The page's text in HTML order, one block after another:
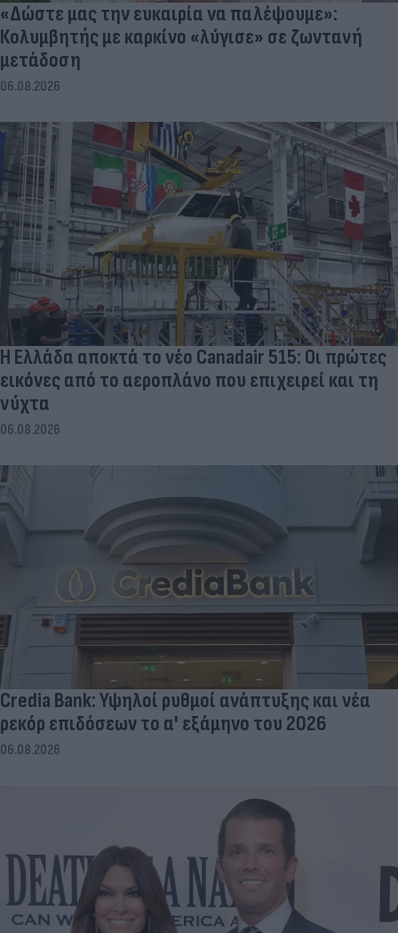
«Δώστε μας την ευκαιρία να παλέψουμε»:
Κολυμβητής με καρκίνο «λύγισε» σε ζωντανή
μετάδοση
06.08.2026
Η Ελλάδα αποκτά το νέο Canadair 515: Οι πρώτες
εικόνες από το αεροπλάνο που επιχειρεί και τη
νύχτα
06.08.2026
Credia Bank: Υψηλοί ρυθμοί ανάπτυξης και νέα
ρεκόρ επιδόσεων το α' εξάμηνο του 2026
06.08.2026